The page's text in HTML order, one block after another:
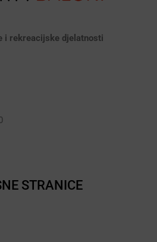
i rekreacijske djelatnosti
STRANICE